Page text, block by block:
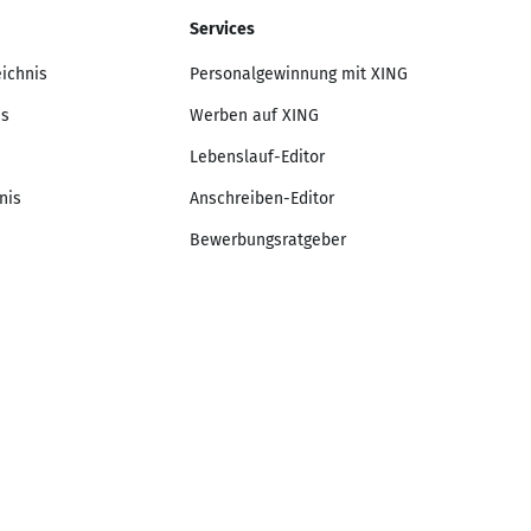
Services
Personalgewinnung mit XING
Werben auf XING
Lebenslauf-Editor
Anschreiben-Editor
Bewerbungsratgeber